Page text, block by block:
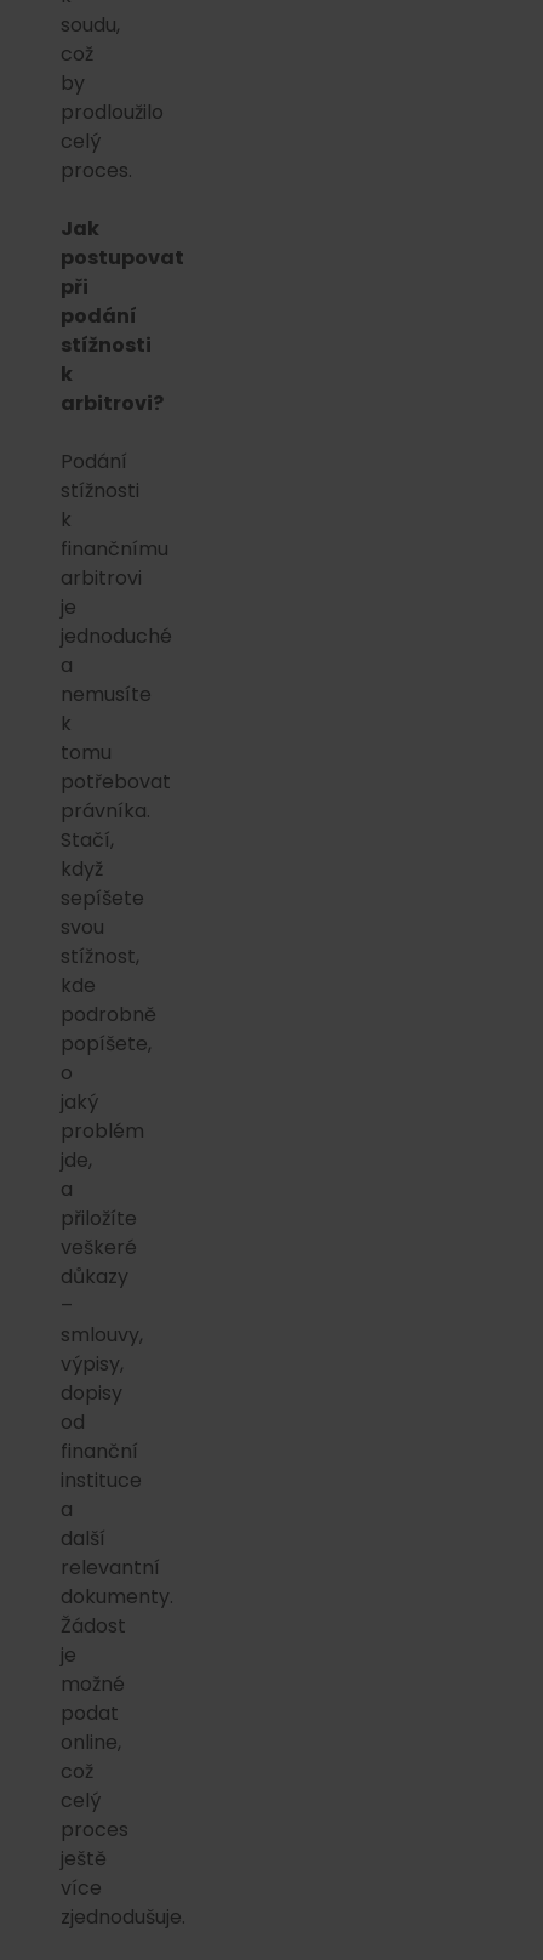
soudu,
což
by
prodloužilo
celý
proces.
Jak
postupovat
při
podání
stížnosti
k
arbitrovi?
Podání
stížnosti
k
finančnímu
arbitrovi
je
jednoduché
a
nemusíte
k
tomu
potřebovat
právníka.
Stačí,
když
sepíšete
svou
stížnost,
kde
podrobně
popíšete,
o
jaký
problém
jde,
a
přiložíte
veškeré
důkazy
–
smlouvy,
výpisy,
dopisy
od
finanční
instituce
a
další
relevantní
dokumenty.
Žádost
je
možné
podat
online,
což
celý
proces
ještě
více
zjednodušuje.